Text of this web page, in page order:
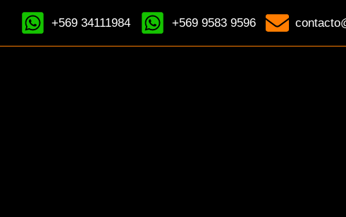
+569 34111984 +569 9583 9596